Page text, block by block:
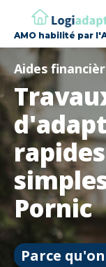
AMO habilité par
Aides
Pornic
Parce